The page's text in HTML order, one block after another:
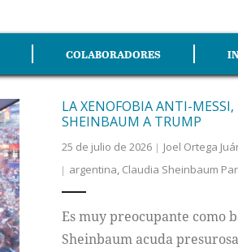
COLABORADORES
LA XENOFOBIA ANTI-
SHEINBAUM A TRUMP
25 de julio de 2026 Joel Ortega
argentina, Claudia Sheinbaum
Es muy preocupante como
Sheinbaum acuda